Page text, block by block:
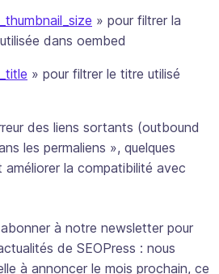
» pour filtrer la
dans oembed
» pour filtrer le titre utilisé
des liens sortants (outbound
les permaliens », quelques
la compatibilité avec
à notre newsletter pour
de SEOPress : nous
à annoncer le mois prochain, ce